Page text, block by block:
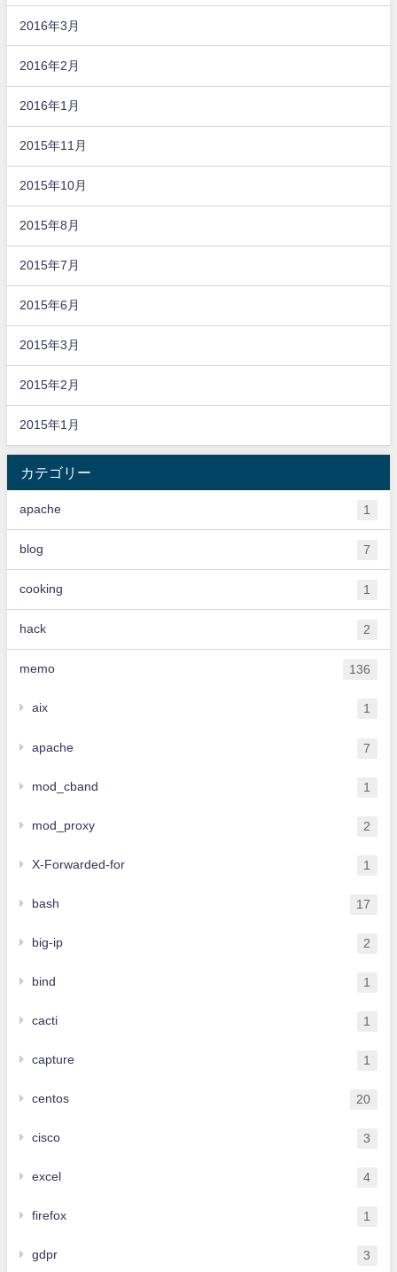
2016年3月
2016年2月
2016年1月
2015年11月
2015年10月
2015年8月
2015年7月
2015年6月
2015年3月
2015年2月
2015年1月
カテゴリー
apache 1
blog 7
cooking 1
hack 2
memo 136
aix 1
apache 7
mod_cband 1
mod_proxy 2
X-Forwarded-for 1
bash 17
big-ip 2
bind 1
cacti 1
capture 1
centos 20
cisco 3
excel 4
firefox 1
gdpr 3